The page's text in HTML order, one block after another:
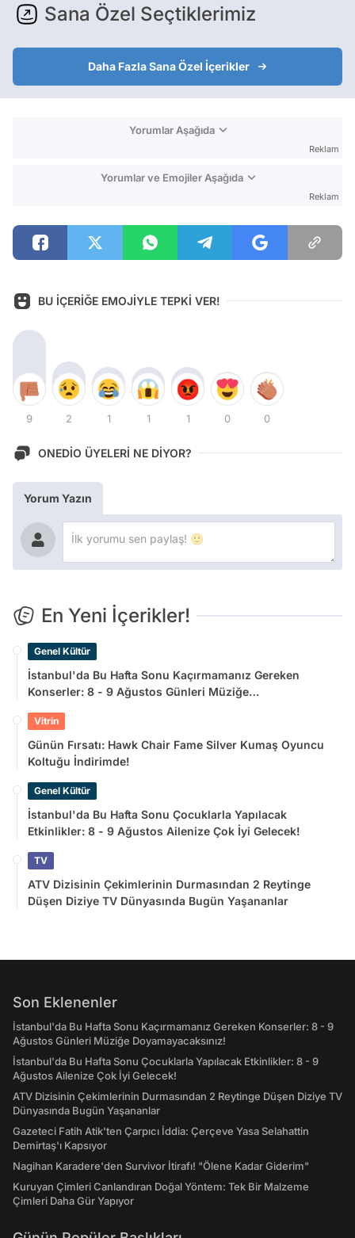
Sana Özel Seçtiklerimiz
Daha Fazla Sana Özel İçerikler
Yorumlar Aşağıda
Reklam
Yorumlar ve Emojiler Aşağıda
Reklam
BU İÇERİĞE EMOJİYLE TEPKİ VER!
9 2 1 1 1 0 0
ONEDİO ÜYELERİ NE DİYOR?
Yorum Yazın
En Yeni İçerikler!
Genel Kültür
İstanbul'da Bu Hafta Sonu Kaçırmamanız Gereken
Konserler: 8 - 9 Ağustos Günleri Müziğe
Vitrin
Günün Fırsatı: Hawk Chair Fame Silver Kumaş Oyuncu
Koltuğu İndirimde!
Genel Kültür
İstanbul'da Bu Hafta Sonu Çocuklarla Yapılacak
Etkinlikler: 8 - 9 Ağustos Ailenize Çok İyi Gelecek!
TV
ATV Dizisinin Çekimlerinin Durmasından 2 Reytinge
Düşen Diziye TV Dünyasında Bugün Yaşananlar
Son Eklenenler
İstanbul'da Bu Hafta Sonu Kaçırmamanız Gereken Konserler: 8 - 9
Ağustos Günleri Müziğe Doyamayacaksınız!
İstanbul'da Bu Hafta Sonu Çocuklarla Yapılacak Etkinlikler: 8 - 9
Ağustos Ailenize Çok İyi Gelecek!
ATV Dizisinin Çekimlerinin Durmasından 2 Reytinge Düşen Diziye TV
Dünyasında Bugün Yaşananlar
Gazeteci Fatih Atik'ten Çarpıcı İddia: Çerçeve Yasa Selahattin
Demirtaş'ı Kapsıyor
Nagihan Karadere'den Survivor İtirafı! "Ölene Kadar Giderim"
Kuruyan Çimleri Canlandıran Doğal Yöntem: Tek Bir Malzeme
Çimleri Daha Gür Yapıyor